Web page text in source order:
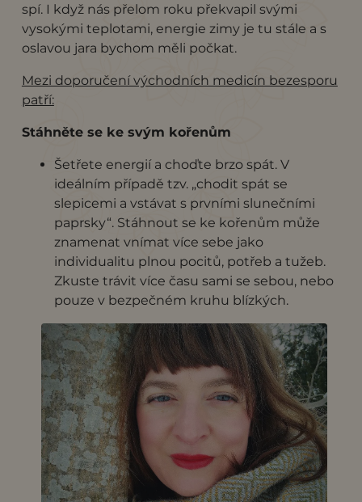
spí. I když nás přelom roku překvapil svými
vysokými teplotami, energie zimy je tu stále a s
oslavou jara bychom měli počkat.
Mezi doporučení východních medicín bezesporu
patří:
Stáhněte se ke svým kořenům
Šetřete energií a choďte brzo spát. V
ideálním případě tzv. „chodit spát se
slepicemi a vstávat s prvními slunečními
paprsky“. Stáhnout se ke kořenům může
znamenat vnímat více sebe jako
individualitu plnou pocitů, potřeb a tužeb.
Zkuste trávit více času sami se sebou, nebo
pouze v bezpečném kruhu blízkých.